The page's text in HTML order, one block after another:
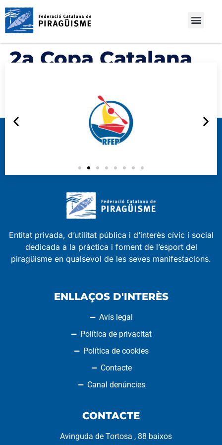
2a Copa Catalana
Entitat privada, d’utilitat pública i d’interès cívic i social
dedicada a la pràctica i foment de l’esport del
piragüisme en qualsevol de les seves manifestacions.
ENLLAÇOS D'INTERÈS
Avís legal
Política de privacitat
Política de cookies
Contacte
Canal denúncies
CONTACTE
Avinguda de Tortosa , 88 baixos